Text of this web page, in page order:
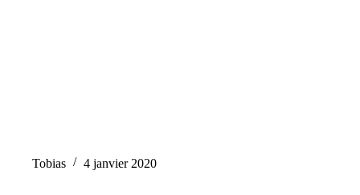
Tobias 4 janvier 2020